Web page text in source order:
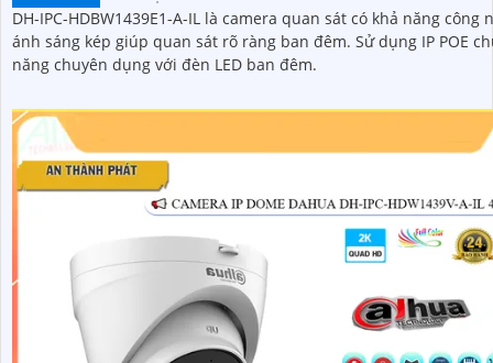
DH-IPC-HDBW1439E1-A-IL là camera quan sát có khả năng công
ánh sáng kép giúp quan sát rõ ràng ban đêm. Sử dụng IP POE chức
năng chuyên dụng với đèn LED ban đêm.